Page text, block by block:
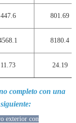
447.6 801.69
8180.4
11.73 24.19
completo con una
exterior con